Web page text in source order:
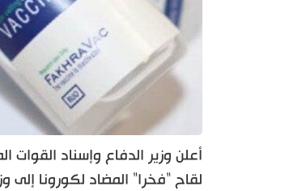
لقاح "فخرا" المضاد لكورونا إلى